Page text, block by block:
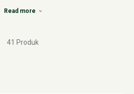
Read more
41 Produk